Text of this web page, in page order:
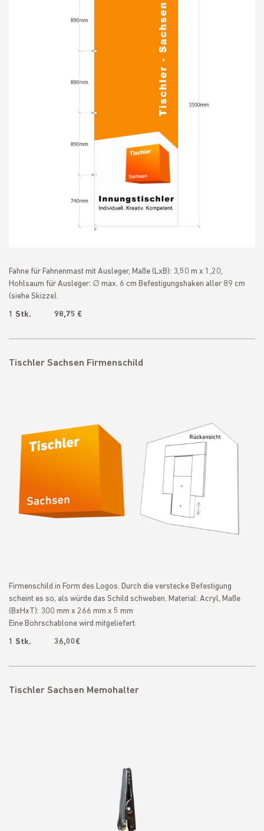
Fahne für Fahnenmast mit Ausleger, Maße (LxB): 3,50 m x 1,20,
Hohlsaum für Ausleger: ∅ max. 6 cm Befestigungshaken aller 89 cm
(siehe Skizze).
1 Stk. 98,75 €
Tischler Sachsen Firmenschild
Firmenschild in Form des Logos. Durch die verstecke Befestigung
scheint es so, als würde das Schild schweben. Material: Acryl, Maße
(BxHxT): 300 mm x 266 mm x 5 mm
Eine Bohrschablone wird mitgeliefert.
1 Stk. 36,00€
Tischler Sachsen Memohalter